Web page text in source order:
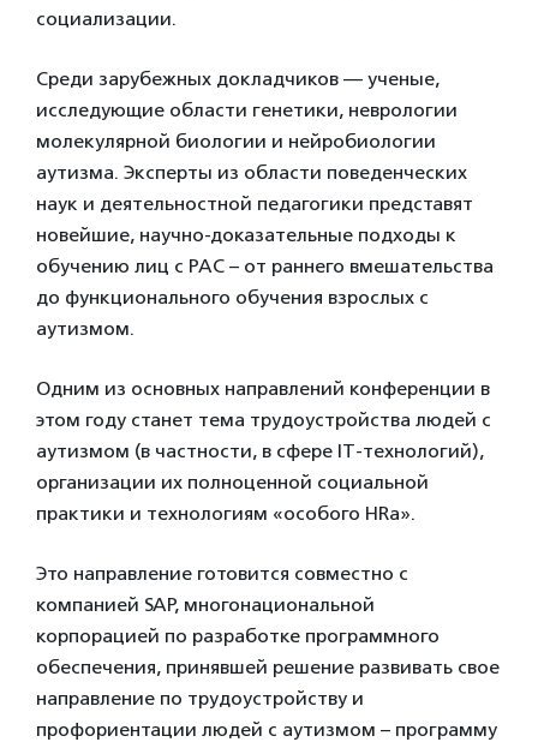
социализации.
Среди зарубежных докладчиков — ученые,
исследующие области генетики, неврологии
молекулярной биологии и нейробиологии
аутизма. Эксперты из области поведенческих
наук и деятельностной педагогики представят
новейшие, научно-доказательные подходы к
обучению лиц с РАС – от раннего вмешательства
до функционального обучения взрослых с
аутизмом.
Одним из основных направлений конференции в
этом году станет тема трудоустройства людей с
аутизмом (в частности, в сфере IT-технологий),
организации их полноценной социальной
практики и технологиям «особого HRа».
Это направление готовится совместно с
компанией SAP, многонациональной
корпорацией по разработке программного
обеспечения, принявшей решение развивать свое
направление по трудоустройству и
профориентации людей с аутизмом – программу